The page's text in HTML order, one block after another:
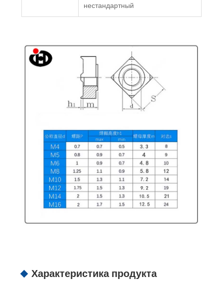
нестандартный
Характеристика продукта